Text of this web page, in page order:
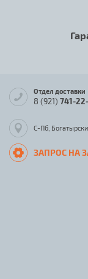
Отдел доставки
8 (921) 741-
С-Пб,
ЗАПРОС НА